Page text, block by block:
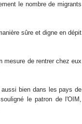
le nombre de migrants
sûre et digne en dépit
mesure de rentrer chez eux
bien dans les pays de
le patron de l'OIM,